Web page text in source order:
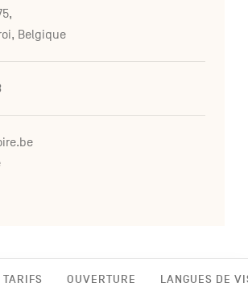
TARIFS OUVERTURE LANGUES DE
Belgique